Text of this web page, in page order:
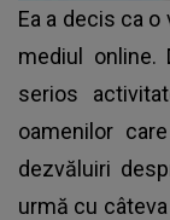
Ea a decis ca
mediul online.
serios
oamenilor
dezvăluiri
urmă cu